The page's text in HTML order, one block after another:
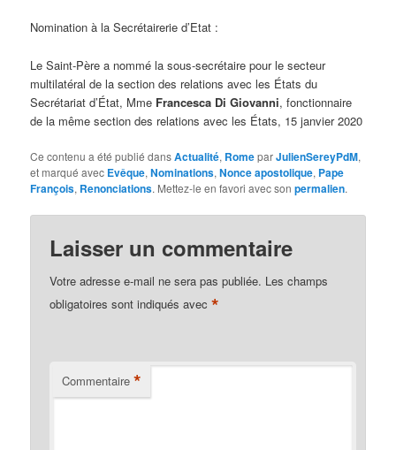
Nomination à la Secrétairerie d’Etat :
Le Saint-Père a nommé la sous-secrétaire pour le secteur
multilatéral de la section des relations avec les États du
Secrétariat d’État, Mme Francesca Di Giovanni, fonctionnaire
de la même section des relations avec les États, 15 janvier 2020
Ce contenu a été publié dansActualité, RomeparJulienSereyPdM,
et marqué avec Evêque,Nominations,Nonce apostolique, Pape
François, Renonciations. Mettez-le en favori avec sonpermalien.
Laisser un commentaire
Votre adresse e-mail ne sera pas publiée. Les champs
obligatoires sont indiqués avec*
Commentaire *